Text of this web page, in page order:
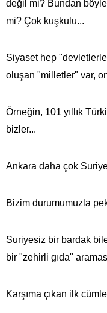
değil mi? Bundan
mi? Çok kuşkulu...
Siyaset hep
oluşan "milletler" var,
Örneğin, 101 yıllık
bizler...
Ankara daha çok
Bizim durumumuzla
Suriyesiz bir bardak
bir "zehirli gıda"
Karşıma çıkan ilk